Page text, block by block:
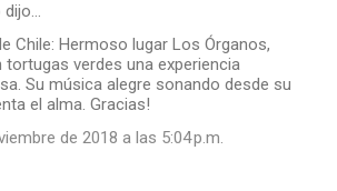
dijo…
Chile: Hermoso lugar Los Órganos,
tortugas verdes una experiencia
Su música alegre sonando desde su
el alma. Gracias!
de 2018 a las 5:04 p.m.